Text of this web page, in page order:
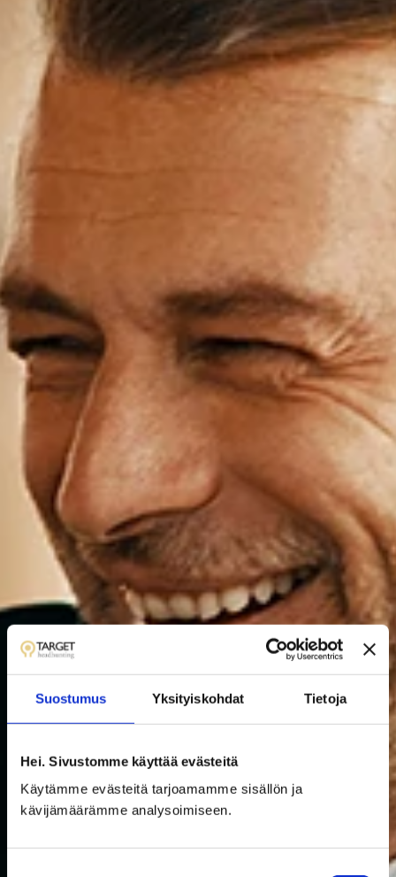
Suostumus Yksityiskohdat Tietoja
Hei. Sivustomme käyttää evästeitä
Käytämme evästeitä tarjoamamme sisällön ja
kävijämäärämme analysoimiseen.